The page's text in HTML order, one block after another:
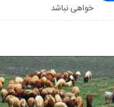
خواهی نباشد